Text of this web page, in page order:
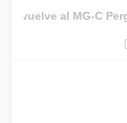
C Pergamino